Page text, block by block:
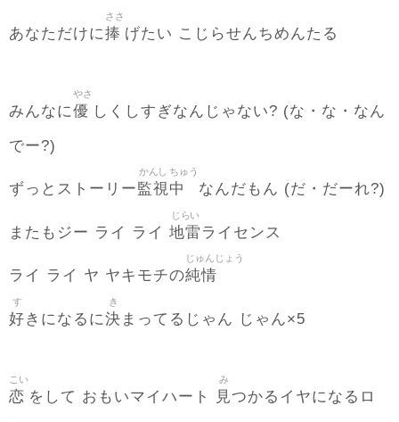
あなただけに捧
ささ
げたい こじらせんちめんたる
みんなに優
やさ
しくしすぎなんじゃない? (な・な・なん
でー?)
ずっとストーリー監視
かんし
中
ちゅう
なんだもん (だ・だーれ?)
またもジー ライ ライ 地雷
じらい
ライセンス
ライ ライ ヤ ヤキモチの純情
じゅんじょう
好
す
きになるに決
き
まってるじゃん じゃん×5
恋
こい
をして おもいマイハート 見
み
つかるイヤになるロ